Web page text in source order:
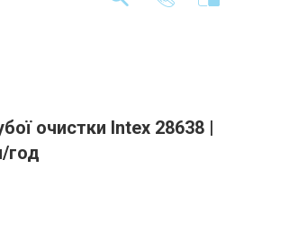
очистки Intex 28638 |
год